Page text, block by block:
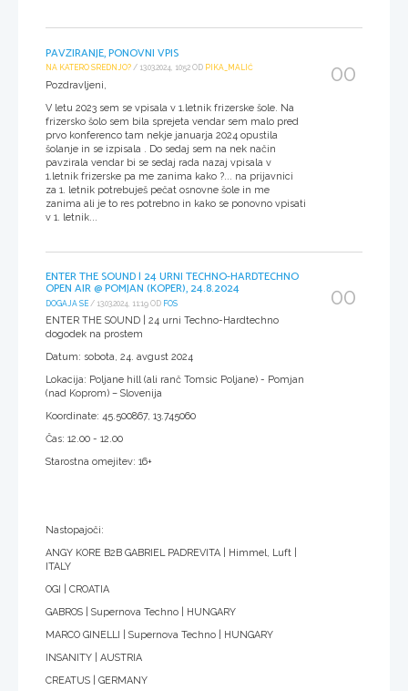
PAVZIRANJE, PONOVNI VPIS
NA KATERO SREDNJO? / 13.03.2024, 10:52 OD PIKA_MALIĆ
Pozdravljeni,
V letu 2023 sem se vpisala v 1.letnik frizerske šole. Na
frizersko šolo sem bila sprejeta vendar sem malo pred
prvo konferenco tam nekje januarja 2024 opustila
šolanje in se izpisala . Do sedaj sem na nek način
pavzirala vendar bi se sedaj rada nazaj vpisala v
1.letnik frizerske pa me zanima kako ?... na prijavnici
za 1. letnik potrebuješ pečat osnovne šole in me
zanima ali je to res potrebno in kako se ponovno vpisati
v 1. letnik...
00
ENTER THE SOUND | 24 URNI TECHNO-HARDTECHNO
OPEN AIR @ POMJAN (KOPER), 24.8.2024
DOGAJA SE / 13.03.2024, 11:19 OD FOS
ENTER THE SOUND | 24 urni Techno-Hardtechno
dogodek na prostem
Datum: sobota, 24. avgust 2024
Lokacija: Poljane hill (ali ranč Tomsic Poljane) - Pomjan
(nad Koprom) – Slovenija
Koordinate: 45.500867, 13.745060
Čas: 12.00 - 12.00
Starostna omejitev: 16+
Nastopajoči:
ANGY KORE B2B GABRIEL PADREVITA | Himmel, Luft |
ITALY
OGI | CROATIA
GABROS | Supernova Techno | HUNGARY
MARCO GINELLI | Supernova Techno | HUNGARY
INSANITY | AUSTRIA
CREATUS | GERMANY
00